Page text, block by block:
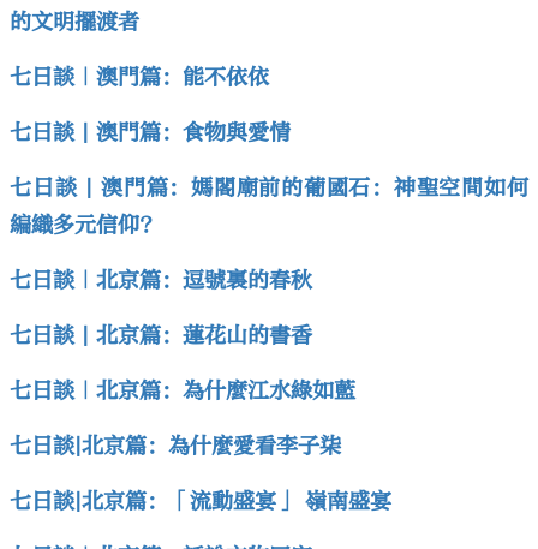
的文明擺渡者
七日談｜澳門篇：能不依依
七日談 | 澳門篇：食物與愛情
七日談 | 澳門篇：媽閣廟前的葡國石：神聖空間如何
編織多元信仰?
七日談｜北京篇：逗號裏的春秋
七日談 | 北京篇：蓮花山的書香
七日談｜北京篇：為什麼江水綠如藍
七日談|北京篇：為什麼愛看李子柒
七日談|北京篇：「流動盛宴」 嶺南盛宴